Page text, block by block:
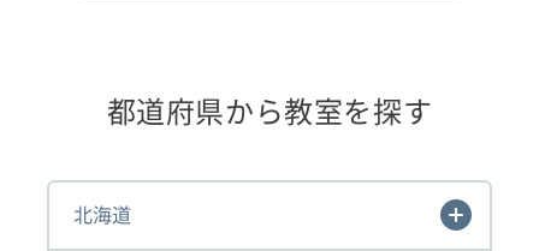
都道府県から教室を探す
北海道